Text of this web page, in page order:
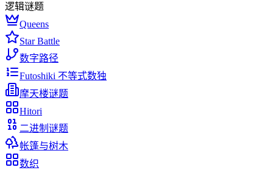
逻辑谜题
Queens
Star Battle
数字路径
Futoshiki 不等式数独
摩天楼谜题
Hitori
二进制谜题
帐篷与树木
数织